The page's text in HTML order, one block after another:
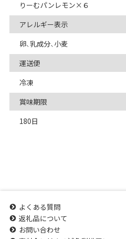
りーむパンレモン×６
アレルギー表示
卵、乳成分、小麦
運送便
冷凍
賞味期限
180日
よくある質問
返礼品について
お問い合わせ